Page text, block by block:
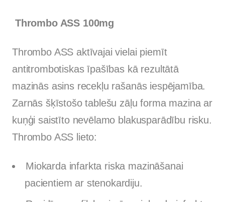
Thrombo ASS 100mg
Thrombo ASS aktīvajai vielai piemīt
antitrombotiskas īpašības kā rezultātā
mazinās asins recekļu rašanās iespējamība.
Zarnās šķīstošo tablešu zāļu forma mazina ar
kuņģi saistīto nevēlamo blakusparādību risku.
Thrombo ASS lieto:
Miokarda infarkta riska mazināšanai
pacientiem ar stenokardiju.